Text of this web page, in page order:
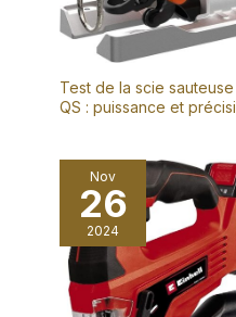
Test de la scie
QS : puissance et
Nov
26
2024